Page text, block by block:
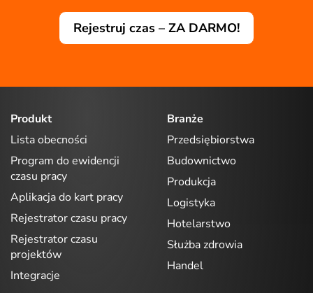
Rejestruj czas – ZA DARMO!
Produkt
Lista obecności
Program do ewidencji
czasu pracy
Aplikacja do kart pracy
Rejestrator czasu pracy
Rejestrator czasu
projektów
Integracje
Branże
Przedsiębiorstwa
Budownictwo
Produkcja
Logistyka
Hotelarstwo
Służba zdrowia
Handel